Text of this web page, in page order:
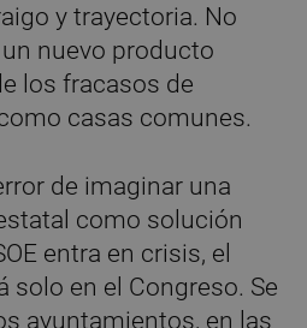
y trayectoria. No
nuevo producto
los fracasos de
casas comunes.
de imaginar una
como solución
entra en crisis, el
solo en el Congreso. Se
ayuntamientos, en las